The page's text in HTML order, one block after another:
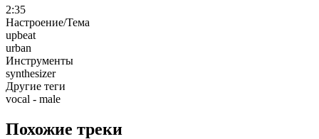
2:35
Настроение/Тема
upbeat
urban
Инструменты
synthesizer
Другие теги
vocal - male
Похожие треки